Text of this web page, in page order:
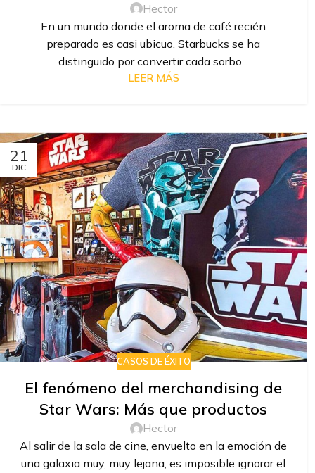
Hector
En un mundo donde el aroma de café recién
preparado es casi ubicuo, Starbucks se ha
distinguido por convertir cada sorbo...
LEER MÁS
21
DIC
CASOS DE ÉXITO
El fenómeno del merchandising de
Star Wars: Más que productos
Hector
Al salir de la sala de cine, envuelto en la emoción de
una galaxia muy, muy lejana, es imposible ignorar el